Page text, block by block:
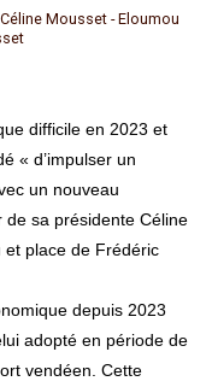
Mousset - Eloumou
« d’impulser un
un nouveau
sa présidente Céline
et place de Frédéric
depuis 2023
adopté en période de
vendéen. Cette